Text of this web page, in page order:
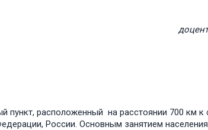
пункт, расположенный на расстоянии 700 км к
России. Основным занятием